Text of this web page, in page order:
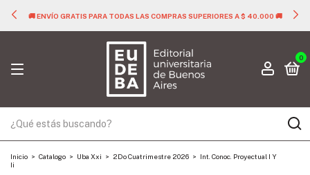
🚚 ENVÍO GRATIS PARA TODAS LAS COMPRAS SUPERIORES A $ 40.000 🚚
0
Inicio > Catalogo > Uba Xxi > 2Do Cuatrimestre 2026 > Int. Conoc. Proyectual I Y
Ii